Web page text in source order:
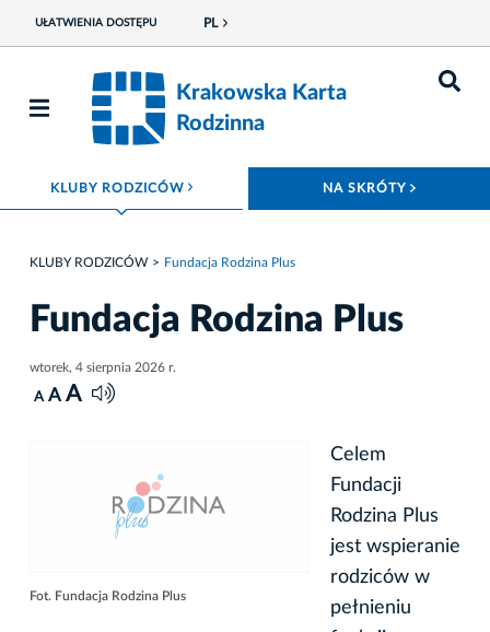
UŁATWIENIA DOSTĘPU PL
Krakowska Karta
Rodzinna
KLUBY RODZICÓWROZWIŃ MENU NA SKRÓTY
KLUBY RODZICÓW Fundacja Rodzina Plus
Fundacja Rodzina Plus
wtorek, 4 sierpnia 2026 r.
A A A
Fot. Fundacja Rodzina Plus
Celem
Fundacji
Rodzina Plus
jest wspieranie
rodziców w
pełnieniu